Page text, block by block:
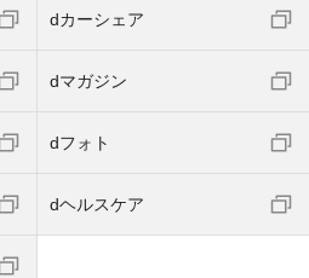
dカーシェア
dマガジン
dフォト
dヘルスケア